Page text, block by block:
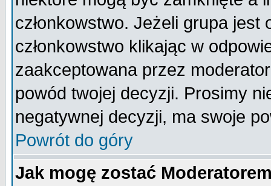
członkowstwo. Jeżeli grupa
członkowstwo klikając w
zaakceptowana przez
powód twojej decyzji. Prosimy
negatywnej decyzji, ma swoje
Powrót do góry
Jak mogę zostać